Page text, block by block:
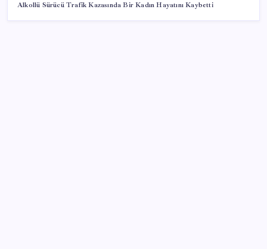
Alkollü Sürücü Trafik Kazasında Bir Kadın Hayatını Kaybetti